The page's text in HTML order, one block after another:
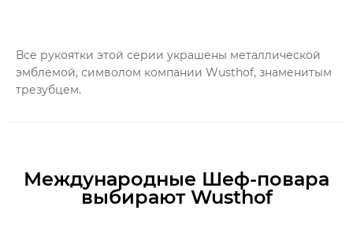
Все рукоятки этой серии украшены металлической
эмблемой, символом компании Wusthof, знаменитым
трезубцем.
Международные Шеф-повара
выбирают Wusthof